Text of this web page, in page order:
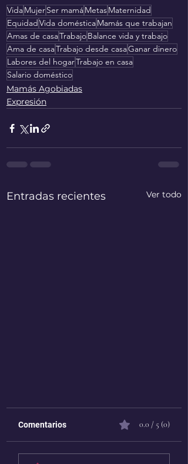
VidaMujerSer mamáMetasMaternidad
Equidad Vida domésticaMamás que trabajan
Amas de casaTrabajoBalance vida y trabajo
Ama de casaTrabajo desde casaGanar dinero
Labores del hogarTrabajo en casa
Salario doméstico
Mamás Agobiadas
Expresión
Entradas recientes Ver todo
Comentarios 0.0 / 5 (0)